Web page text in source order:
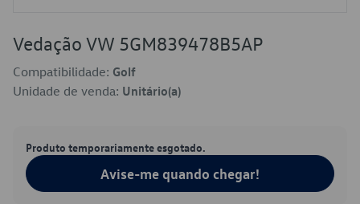
Vedação VW 5GM839478B5AP
Compatibilidade: Golf
Unidade de venda: Unitário(a)
Produto temporariamente esgotado.
Avise-me quando chegar!